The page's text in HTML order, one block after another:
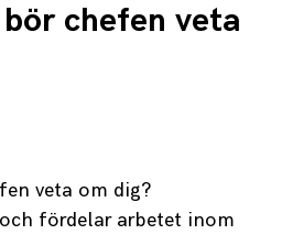
chefen veta
veta om dig?
fördelar arbetet inom